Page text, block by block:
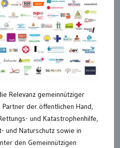
Relevanz gemeinnütziger
der öffentlichen Hand,
und Katastrophenhilfe,
und Naturschutz sowie in
den Gemeinnützigen